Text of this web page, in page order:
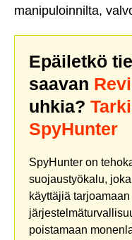
manipuloinnilta,
Epäiletkö
saavan
uhkia?
SpyHunter
SpyHunter on
suojaustyökalu,
käyttäjiä
poistamaan